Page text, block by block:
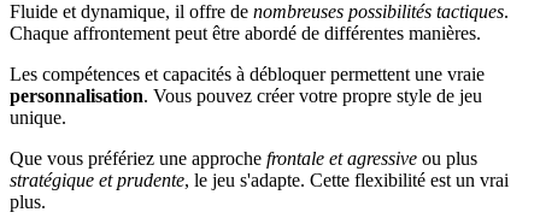
Fluide et dynamique, il offre de nombreuses possibilités tactiques.
Chaque affrontement peut être abordé de différentes manières.
Les compétences et capacités à débloquer permettent une vraie
personnalisation. Vous pouvez créer votre propre style de jeu
unique.
Que vous préfériez une approche frontale et agressive ou plus
stratégique et prudente, le jeu s'adapte. Cette flexibilité est un vrai
plus.